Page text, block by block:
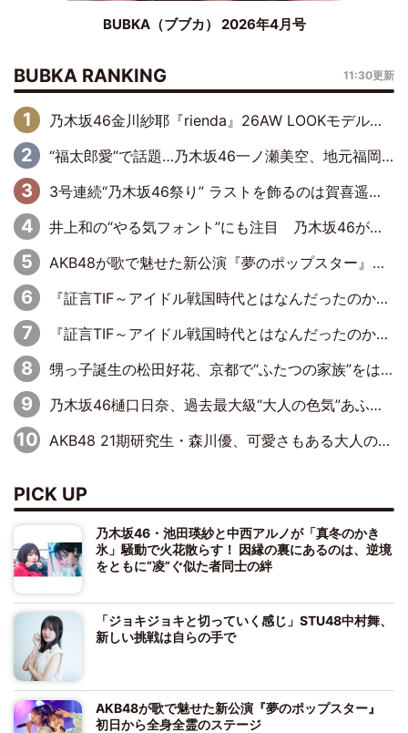
BUBKA（ブブカ） 2026年4月号
BUBKA RANKING 11:30更新
乃木坂46金川紗耶『rienda』26AW LOOKモデルに就任
“福太郎愛”で話題…乃木坂46一ノ瀬美空、地元福岡『めんべい25周年トップサポーター』に就任
3号連続“乃木坂46祭り” ラストを飾るのは賀喜遥香…5年ぶりの登場に「5年分大人になった私を見ていただけたら」
井上和の“やる気フォント”にも注目 乃木坂46が挑んだ書道パフォーマンスの舞台裏
AKB48が歌で魅せた新公演『夢のポップスター』 初日から全身全霊のステージ
『証言TIF～アイドル戦国時代とはなんだったのか～』第6回：でんぱ組.inc・古川未鈴×相沢梨紗「『ハロプロやりたかったな』って言ったら、夢眠ねむさんに『てめえはでんぱ組．incなんだよ！』って肩パンされて(笑)」
『証言TIF～アイドル戦国時代とはなんだったのか～』第11回：私立恵比寿中学・真山りか×安本彩花「TIFで10年ぶりのキョンシーメイクをしたら、場を完全に引かせてしまって。時代が変わったんだなって」
甥っ子誕生の松田好花、京都で“ふたつの家族”をはしご！ “母”黒谷友香に見送られ、“父”松岡昌宏とはハシゴ酒
乃木坂46樋口日奈、過去最大級“大人の色気”あふれる入浴姿披露
AKB48 21期研究生・森川優、可愛さもある大人の女性に
PICK UP
乃木坂46・池田瑛紗と中西アルノが「真冬のかき
氷」騒動で火花散らす！ 因縁の裏にあるのは、逆境
をともに“凌”ぐ似た者同士の絆
「ジョキジョキと切っていく感じ」STU48中村舞、
新しい挑戦は自らの手で
AKB48が歌で魅せた新公演『夢のポップスター』
初日から全身全霊のステージ